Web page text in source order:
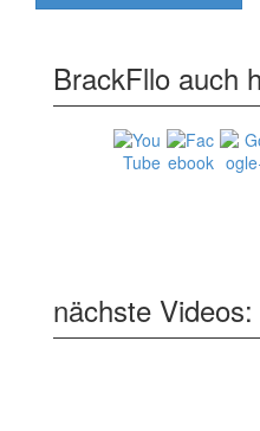
BrackFllo auch
nächste Videos: